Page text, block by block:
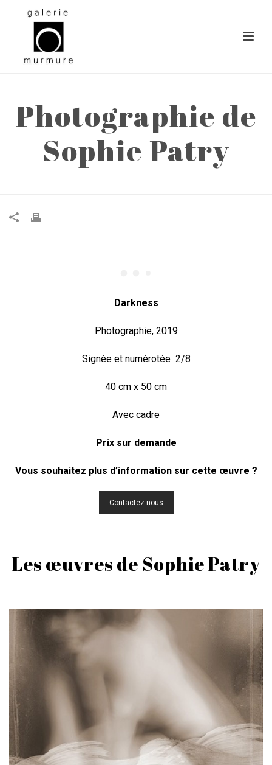
Photographie de
Sophie Patry
Darkness
Photographie, 2019
Signée et numérotée 2/8
40 cm x 50 cm
Avec cadre
Prix sur demande
Vous souhaitez plus d’information sur cette œuvre ?
Contactez-nous
Les œuvres de Sophie Patry